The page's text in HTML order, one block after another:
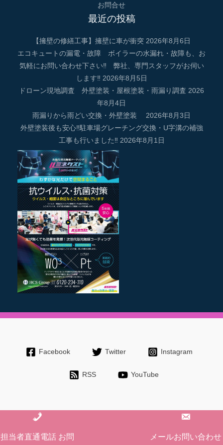
お問合せ
最近の投稿
【擁壁の修繕工事】擁壁に車が衝突 2026年8月6日
エコキュートの漏電・故障 ボイラーの水漏れ・故障も、お
気軽にお問い合わせ下さい‼ 弊社、専門スタッフがお伺い
します‼ 2026年8月5日
ドローン現地調査 外壁塗装・屋根塗装・雨漏り調査 2026
年8月4日
雨漏りから雨どい交換・外壁塗装
2026年8月3日
外壁塗装後も安心‼駐車場グレーチング交換・U字溝の補強
工事も行いました‼ 2026年8月1日
Facebook Twitter Instagram
RSS YouTube
ームの事なら有限会社永井塗装
担当者直通電話 お問 メールお問い合わせ